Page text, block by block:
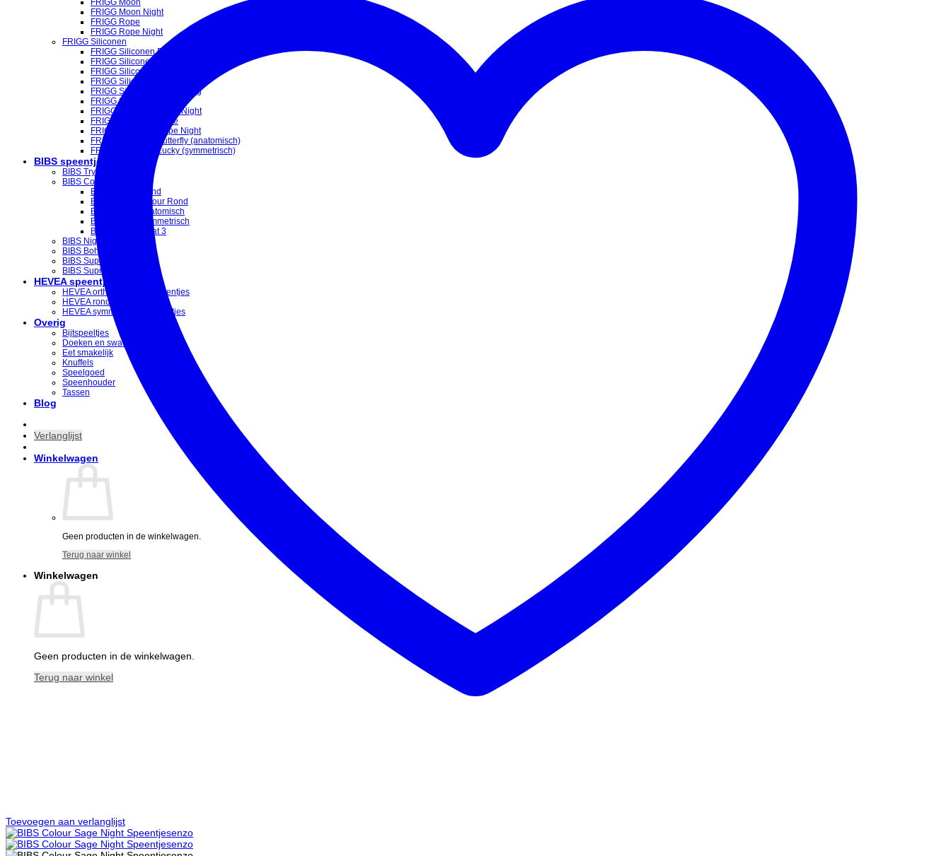
FRIGG Moon
FRIGG Moon Night
FRIGG Rope
FRIGG Rope Night
FRIGG Siliconen
FRIGG Siliconen Daisy
FRIGG Siliconen Daisy Color
FRIGG Siliconen Daisy Night
FRIGG Siliconen Fairytale
FRIGG Siliconen Little Viking
FRIGG Siliconen Moon
FRIGG Siliconen Moon Night
FRIGG Siliconen Rope
FRIGG Siliconen Rope Night
FRIGG Siliconen Butterfly (anatomisch)
FRIGG Siliconen Lucky (symmetrisch)
BIBS speentjes
BIBS Try-it Collection
BIBS Colour
BIBS Colour Rond
BIBS Studio Colour Rond
BIBS Colour Anatomisch
BIBS Colour Symmetrisch
BIBS Colour Maat 3
BIBS Night
BIBS Boheme
BIBS Supreme
BIBS Supreme siliconen
HEVEA speentjes
HEVEA orthodontische speentjes
HEVEA ronde speentjes
HEVEA symmetrische speentjes
Overig
Bijtspeeltjes
Doeken en swaddles
Eet smakelijk
Knuffels
Speelgoed
Speenhouder
Tassen
Blog
Verlanglijst
Winkelwagen
Geen producten in de winkelwagen.
Terug naar winkel
Winkelwagen
Geen producten in de winkelwagen.
Terug naar winkel
Toevoegen aan verlanglijst